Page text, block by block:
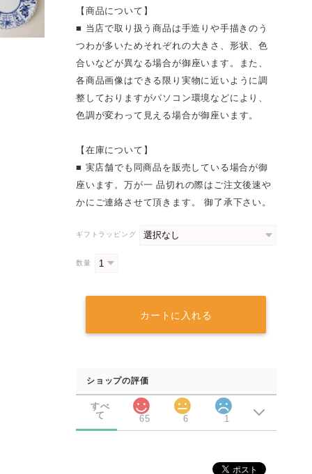
【商品について】
■ 当店で取り扱う商品は手造りや手描きのう
つわが多いためそれぞれの大きさ、形状、色
合いなどが異なる場合が御座います。また、
各商品画像はできる限り実物に近いように調
整しておりますがパソコン環境などにより、
色調が変わって見える場合が御座います。
【在庫について】
■ 実店舗でも同商品を販売している場合が御
座います。万が一 品切れの際はご注文後速や
かにご連絡させて頂きます。 御了承下さい。
ギフトラッピング
数量
カートに入れる
ショップの評価
すべ
て
65 6 1